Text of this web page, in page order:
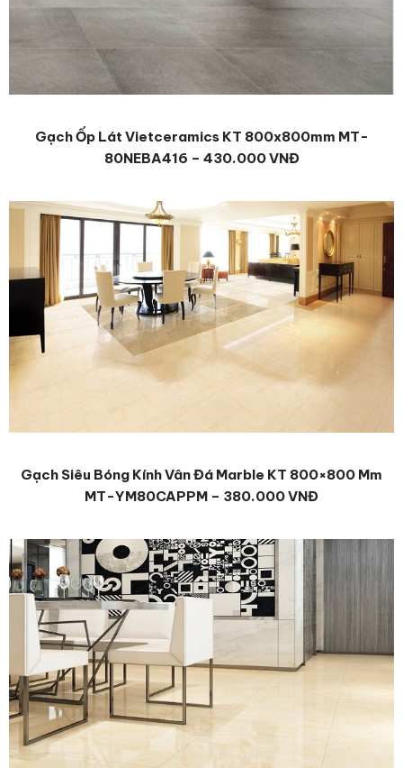
Gạch Ốp Lát Vietceramics KT 800x800mm MT-
80NEBA416 – 430.000 VNĐ
Gạch Siêu Bóng Kính Vân Đá Marble KT 800×800 Mm
MT-YM80CAPPM – 380.000 VNĐ